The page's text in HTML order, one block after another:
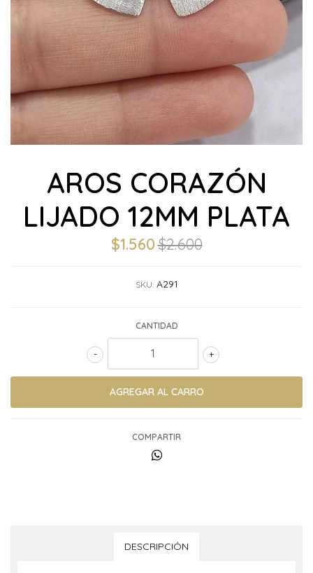
AROS CORAZÓN
LIJADO 12MM PLATA
$1.560$2.600
SKU: A291
CANTIDAD
+
-
COMPARTIR
DESCRIPCIÓN